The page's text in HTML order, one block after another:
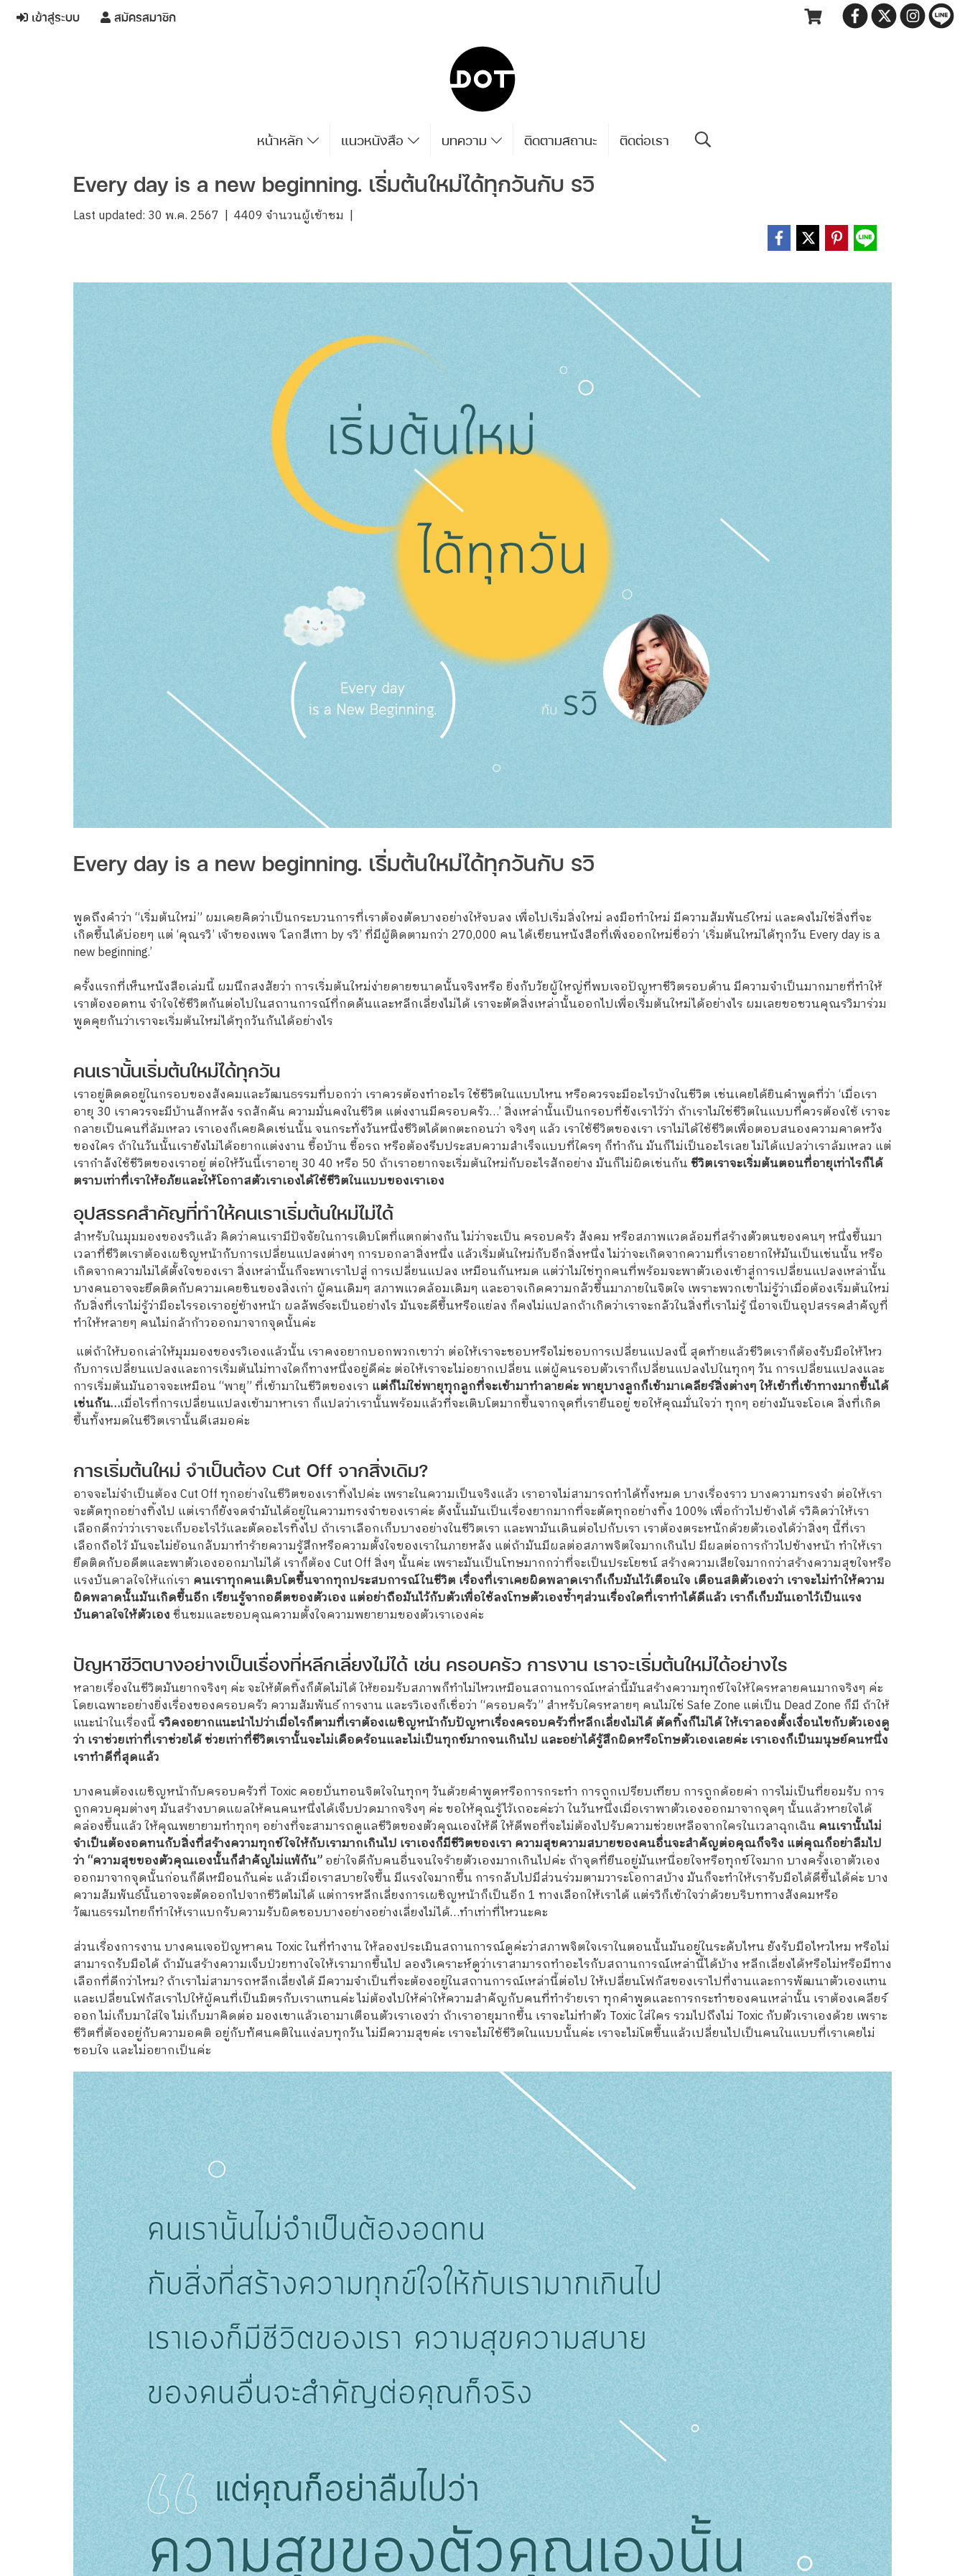
เข้าสู่ระบบ สมัครสมาชิก
หน้าหลัก แนวหนังสือ บทความ ติดตามสถานะ ติดต่อเรา
Every day is a new beginning. เริ่มต้นใหม่ได้ทุกวันกับ รวิ
Last updated: 30 พ.ค. 2567 | 4409 จำนวนผู้เข้าชม |
Every day is a new beginning. เริ่มต้นใหม่ได้ทุกวันกับ รวิ
พูดถึงคำว่า “เริ่มต้นใหม่” ผมเคยคิดว่าเป็นกระบวนการที่เราต้องตัดบางอย่างให้จบลง เพื่อไปเริ่มสิ่งใหม่ ลงมือทำใหม่ มีความสัมพันธ์ใหม่ และคงไม่ใช่สิ่งที่จะ
เกิดขึ้นได้บ่อยๆ แต่ ‘คุณรวิ’ เจ้าของเพจ ‘โลกสีเทา by รวิ’ ที่มีผู้ติดตามกว่า 270,000 คน ได้เขียนหนังสือที่เพิ่งออกใหม่ชื่อว่า ‘เริ่มต้นใหม่ได้ทุกวัน Every day is a
new beginning.’
ครั้งแรกที่เห็นหนังสือเล่มนี้ ผมนึกสงสัยว่า การเริ่มต้นใหม่ง่ายดายขนาดนั้นจริงหรือ ยิ่งกับวัยผู้ใหญ่ที่พบเจอปัญหาชีวิตรอบด้าน มีความจำเป็นมากมายที่ทำให้
เราต้องอดทน จำใจใช้ชีวิตกันต่อไปในสถานการณ์ที่กดดันและหลีกเลี่ยงไม่ได้ เราจะตัดสิ่งเหล่านั้นออกไปเพื่อเริ่มต้นใหม่ได้อย่างไร ผมเลยขอชวนคุณรวิมาร่วม
พูดคุยกันว่าเราจะเริ่มต้นใหม่ได้ทุกวันกันได้อย่างไร
คนเรานั้นเริ่มต้นใหม่ได้ทุกวัน
เราอยู่ติดดอยู่ในกรอบของสังคมและวัฒนธรรมที่บอกว่า เราควรต้องทำอะไร ใช้ชีวิตในแบบไหน หรือควรจะมีอะไรบ้างในชีวิต เช่นเคยได้ยินคำพูดที่ว่า ‘เมื่อเรา
อายุ 30 เราควรจะมีบ้านสักหลัง รถสักคัน ความมั่นคงในชีวิต แต่งงานมีครอบครัว…’ สิ่งเหล่านั้นเป็นกรอบที่ขังเราไว้ว่า ถ้าเราไม่ใช่ชีวิตในแบบที่ควรต้องใช้ เราจะ
กลายเป็นคนที่ล้มเหลว เราเองก็เคยคิดเช่นนั้น จนกระทั่งวันหนึ่งชีวิตได้ตกตะกอนว่า จริงๆ แล้ว เราใช้ชีวิตของเรา เราไม่ได้ใช้ชีวิตเพื่อตอบสนองความคาดหวัง
ของใคร ถ้าในวันนั้นเรายังไม่ได้อยากแต่งงาน ซื้อบ้าน ซื้อรถ หรือต้องรีบประสบความสำเร็จแบบที่ใครๆ ก็ทำกัน มันก็ไม่เป็นอะไรเลย ไม่ได้แปลว่าเราล้มเหลว แต่
เรากำลังใช้ชีวิตของเราอยู่ ต่อให้วันนี้เราอายุ 30 40 หรือ 50 ถ้าเราอยากจะเริ่มต้นใหม่กับอะไรสักอย่าง มันก็ไม่ผิดเช่นกันชีวิตเราจะเริ่มต้นตอนที่อายุเท่าไรก็ได้
ตราบเท่าที่เราให้อภัยและให้โอกาสตัวเราเองได้ใช้ชีวิตในแบบของเราเอง
อุปสรรคสำคัญที่ทำให้คนเราเริ่มต้นใหม่ไม่ได้
สำหรับในมุมมองของรวิแล้ว คิดว่าคนเรามีปัจจัยในการเติบโตที่แตกต่างกัน ไม่ว่าจะเป็น ครอบครัว สังคม หรือสภาพแวดล้อมที่สร้างตัวตนของคนๆ หนึ่งขึ้นมา
เวลาที่ชีวิตเราต้องเผชิญหน้ากับการเปลี่ยนแปลงต่างๆ การบอกลาสิ่งหนึ่ง แล้วเริ่มต้นใหม่กับอีกสิ่งหนึ่ง ไม่ว่าจะเกิดจากความที่เราอยากให้มันเป็นเช่นนั้น หรือ
เกิดจากความไม่ได้ตั้งใจของเรา สิ่งเหล่านั้นก็จะพาเราไปสู่ การเปลี่ยนแปลง เหมือนกันหมด แต่ว่าไม่ใช่ทุกคนที่พร้อมจะพาตัวเองเข้าสู่การเปลี่ยนแปลงเหล่านั้น
บางคนอาจจะยึดติดกับความเคยชินของสิ่งเก่า ผู้คนเดิมๆ สภาพแวดล้อมเดิมๆ และอาจเกิดความกลัวขึ้นมาภายในจิตใจ เพราะพวกเขาไม่รู้ว่าเมื่อต้องเริ่มต้นใหม่
กับสิ่งที่เราไม่รู้ว่ามีอะไรรอเราอยู่ข้างหน้า ผลลัพธ์จะเป็นอย่างไร มันจะดีขึ้นหรือแย่ลง ก็คงไม่แปลกถ้าเกิดว่าเราจะกลัวในสิ่งที่เราไม่รู้ นี่อาจเป็นอุปสรรคสำคัญที่
ทำให้หลายๆ คนไม่กล้าก้าวออกมาจากจุดนั้นค่ะ
แต่ถ้าให้บอกเล่าให้มุมมองของรวิเองแล้วนั้น เราคงอยากบอกพวกเขาว่า ต่อให้เราจะชอบหรือไม่ชอบการเปลี่ยนแปลงนี้ สุดท้ายแล้วชีวิตเราก็ต้องรับมือให้ไหว
กับการเปลี่ยนแปลงและการเริ่มต้นไม่ทางใดก็ทางหนึ่งอยู่ดีค่ะ ต่อให้เราจะไม่อยากเปลี่ยน แต่ผู้คนรอบตัวเราก็เปลี่ยนแปลงไปในทุกๆ วัน การเปลี่ยนแปลงและ
การเริ่มต้นมันอาจจะเหมือน “พายุ” ที่เข้ามาในชีวิตของเรา แต่ก็ไม่ใช่พายุทุกลูกที่จะเข้ามาทำลายค่ะ พายุบางลูกก็เข้ามาเคลียร์สิ่งต่างๆ ให้เข้าที่เข้าทางมากขึ้นได้
เช่นกัน…เมื่อไรที่การเปลี่ยนแปลงเข้ามาหาเรา ก็แปลว่าเรานั้นพร้อมแล้วที่จะเติบโตมากขึ้นจากจุดที่เรายืนอยู่ ขอให้คุณมั่นใจว่า ทุกๆ อย่างมันจะโอเค สิ่งที่เกิด
ขึ้นทั้งหมดในชีวิตเรานั้นดีเสมอค่ะ
การเริ่มต้นใหม่ จำเป็นต้อง Cut Off จากสิ่งเดิม?
อาจจะไม่จำเป็นต้อง Cut Off ทุกอย่างในชีวิตของเราทิ้งไปค่ะ เพราะในความเป็นจริงแล้ว เราอาจไม่สามารถทำได้ทั้งหมด บางเรื่องราว บางความทรงจำ ต่อให้เรา
จะตัดทุกอย่างทิ้งไป แต่เราก็ยังจดจำมันได้อยู่ในความทรงจำของเราค่ะ ดังนั้นมันเป็นเรื่องยากมากที่จะตัดทุกอย่างทิ้ง 100% เพื่อก้าวไปข้างได้ รวิคิดว่าให้เรา
เลือกดีกว่าว่าเราจะเก็บอะไรไว้และตัดอะไรทิ้งไป ถ้าเราเลือกเก็บบางอย่างในชีวิตเรา และพามันเดินต่อไปกับเรา เราต้องตระหนักด้วยตัวเองได้ว่าสิ่งๆ นี้ที่เรา
เลือกถือไว้ มันจะไม่ย้อนกลับมาทำร้ายความรู้สึกหรือความตั้งใจของเราในภายหลัง แต่ถ้ามันมีผลต่อสภาพจิตใจมากเกินไป มีผลต่อการก้าวไปข้างหน้า ทำให้เรา
ยึดติดกับอดีตและพาตัวเองออกมาไม่ได้ เราก็ต้อง Cut Off สิ่งๆ นั้นค่ะ เพราะมันเป็นโทษมากกว่าที่จะเป็นประโยชน์ สร้างความเสียใจมากกว่าสร้างความสุขใจหรือ
แรงบันดาลใจให้แก่เรา คนเราทุกคนเติบโตขึ้นจากทุกประสบการณ์ในชีวิต เรื่องที่เราเคยผิดพลาดเราก็เก็บมันไว้เตือนใจ เตือนสติตัวเองว่า เราจะไม่ทำให้ความ
ผิดพลาดนั้นมันเกิดขึ้นอีก เรียนรู้จากอดีตของตัวเอง แต่อย่าถือมันไว้กับตัวเพื่อใช้ลงโทษตัวเองซ้ำๆส่วนเรื่องใดที่เราทำได้ดีแล้ว เราก็เก็บมันเอาไว้เป็นแรง
บันดาลใจให้ตัวเองชื่นชมและขอบคุณความตั้งใจความพยายามของตัวเราเองค่ะ
ปัญหาชีวิตบางอย่างเป็นเรื่องที่หลีกเลี่ยงไม่ได้ เช่น ครอบครัว การงาน เราจะเริ่มต้นใหม่ได้อย่างไร
หลายเรื่องในชีวิตมันยากจริงๆ ค่ะ จะให้ตัดทิ้งก็ตัดไม่ได้ ให้ยอมรับสภาพก็ทำไม่ไหวเหมือนสถานการณ์เหล่านี้มันสร้างความทุกข์ใจให้ใครหลายคนมากจริงๆ ค่ะ
โดยเฉพาะอย่างยิ่งเรื่องของครอบครัว ความสัมพันธ์ การงาน และรวิเองก็เชื่อว่า “ครอบครัว” สำหรับใครหลายๆ คนไม่ใช่ Safe Zone แต่เป็น Dead Zone ก็มี ถ้าให้
แนะนำในเรื่องนี้รวิคงอยากแนะนำไปว่าเมื่อไรก็ตามที่เราต้องเผชิญหน้ากับปัญหาเรื่องครอบครัวที่หลีกเลี่ยงไม่ได้ ตัดทิ้งก็ไม่ได้ ให้เราลองตั้งเงื่อนไขกับตัวเองดู
ว่า เราช่วยเท่าที่เราช่วยได้ ช่วยเท่าที่ชีวิตเรานั้นจะไม่เดือดร้อนและไม่เป็นทุกข์มากจนเกินไป และอย่าได้รู้สึกผิดหรือโทษตัวเองเลยค่ะ เราเองก็เป็นมนุษย์คนหนึ่ง
เราทำดีที่สุดแล้ว
บางคนต้องเผชิญหน้ากับครอบครัวที่ Toxic คอยบั่นทอนจิตใจในทุกๆ วันด้วยคำพูดหรือการกระทำ การถูกเปรียบเทียบ การถูกด้อยค่า การไม่เป็นที่ยอมรับ การ
ถูกควบคุมต่างๆ มันสร้างบาดแผลให้คนคนหนึ่งได้เจ็บปวดมากจริงๆ ค่ะ ขอให้คุณรู้ไว้เถอะค่ะว่า ในวันหนึ่งเมื่อเราพาตัวเองออกมาจากจุดๆ นั้นแล้วหายใจได้
คล่องขึ้นแล้ว ให้คุณพยายามทำทุกๆ อย่างที่จะสามารถดูแลชีวิตของตัวคุณเองให้ดี ให้ดีพอที่จะไม่ต้องไปรับความช่วยเหลือจากใครในเวลาฉุกเฉิน คนเรานั้นไม่
จำเป็นต้องอดทนกับสิ่งที่สร้างความทุกข์ใจให้กับเรามากเกินไป เราเองก็มีชีวิตของเรา ความสุขความสบายของคนอื่นจะสำคัญต่อคุณก็จริง แต่คุณก็อย่าลืมไป
ว่า “ความสุขของตัวคุณเองนั้นก็สำคัญไม่แพ้กัน”อย่าใจดีกับคนอื่นจนใจร้ายตัวเองมากเกินไปค่ะ ถ้าจุดที่ยืนอยู่มันเหนื่อยใจหรือทุกข์ใจมาก บางครั้งเอาตัวเอง
ออกมาจากจุดนั้นก่อนก็ดีเหมือนกันค่ะ แล้วเมื่อเราสบายใจขึ้น มีแรงใจมากขึ้น การกลับไปมีส่วนร่วมตามวาระโอกาสบ้าง มันก็จะทำให้เรารับมือได้ดีขึ้นได้ค่ะ บาง
ความสัมพันธ์นั้นอาจจะตัดออกไปจากชีวิตไม่ได้ แต่การหลีกเลี่ยงการเผชิญหน้าก็เป็นอีก 1 ทางเลือกให้เราได้ แต่รวิก็เข้าใจว่าด้วยบริบททางสังคมหรือ
วัฒนธรรมไทยก็ทำให้เราแบกรับความรับผิดชอบบางอย่างอย่างเลี่ยงไม่ได้…ทำเท่าที่ไหวนะคะ
ส่วนเรื่องการงาน บางคนเจอปัญหาคน Toxic ในที่ทำงาน ให้ลองประเมินสถานการณ์ดูค่ะว่าสภาพจิตใจเราในตอนนั้นมันอยู่ในระดับไหน ยังรับมือไหวไหม หรือไม่
สามารถรับมือได้ ถ้ามันสร้างความเจ็บป่วยทางใจให้เรามากขึ้นไป ลองวิเคราะห์ดูว่าเราสามารถทำอะไรกับสถานการณ์เหล่านี้ได้บ้าง หลีกเลี่ยงได้หรือไม่หรือมีทาง
เลือกที่ดีกว่าไหม? ถ้าเราไม่สามารถหลีกเลี่ยงได้ มีความจำเป็นที่จะต้องอยู่ในสถานการณ์เหล่านี้ต่อไป ให้เปลี่ยนโฟกัสของเราไปที่งานและการพัฒนาตัวเองแทน
และเปลี่ยนโฟกัสเราไปให้ผู้คนที่เป็นมิตรกับเราแทนค่ะ ไม่ต้องไปให้ค่าให้ความสำคัญกับคนที่ทำร้ายเรา ทุกคำพูดและการกระทำของคนเหล่านั้น เราต้องเคลียร์
ออก ไม่เก็บมาใส่ใจ ไม่เก็บมาคิดต่อ มองเขาแล้วเอามาเตือนตัวเราเองว่า ถ้าเราอายุมากขึ้น เราจะไม่ทำตัว Toxic ใส่ใคร รวมไปถึงไม่ Toxic กับตัวเราเองด้วย เพราะ
ชีวิตที่ต้องอยู่กับความอคติ อยู่กับทัศนคติในแง่ลบทุกวัน ไม่มีความสุขค่ะ เราจะไม่ใช้ชีวิตในแบบนั้นค่ะ เราจะไม่โตขึ้นแล้วเปลี่ยนไปเป็นคนในแบบที่เราเคยไม่
ชอบใจ และไม่อยากเป็นค่ะ